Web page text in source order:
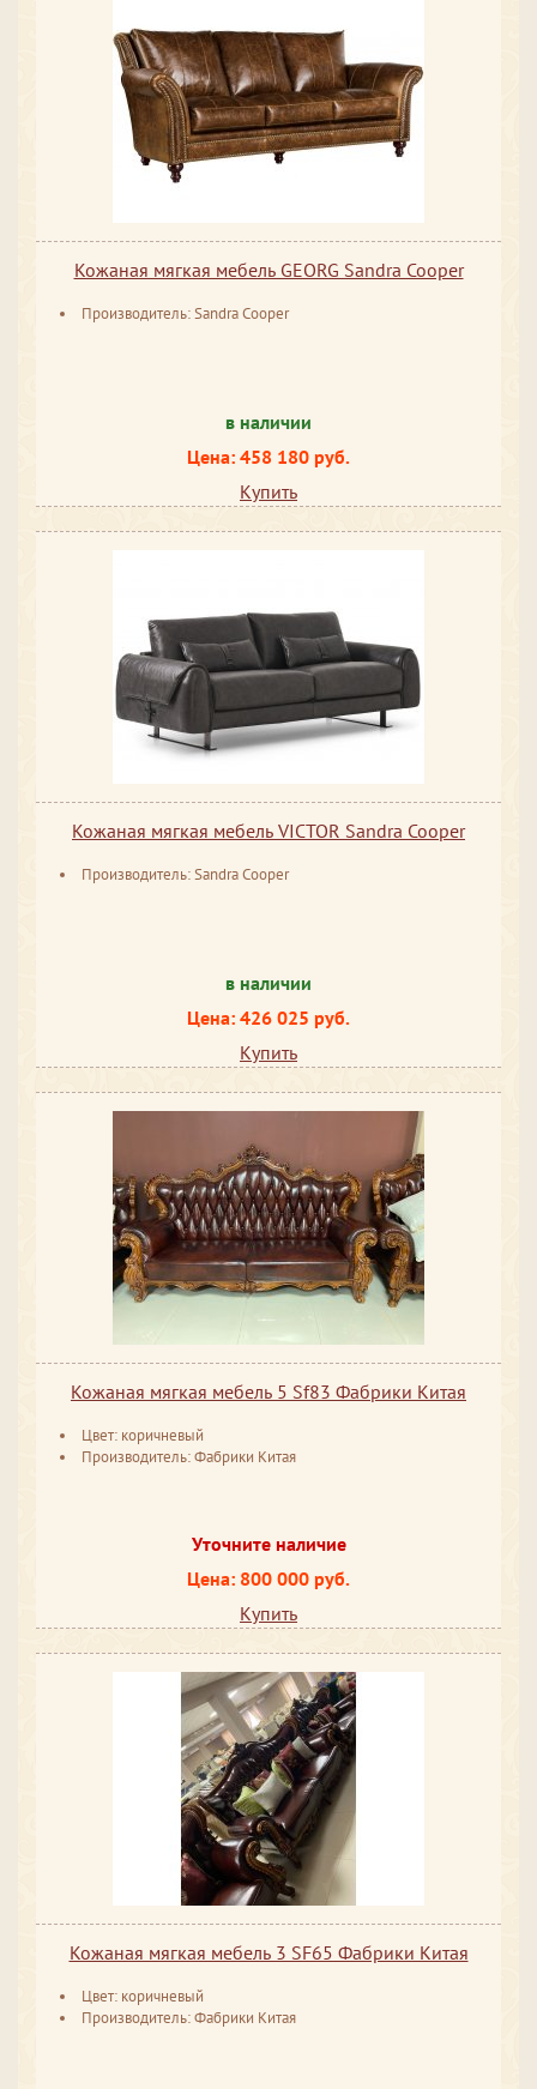
Кожаная мягкая мебель GEORG Sandra Cooper
Производитель: Sandra Cooper
в наличии
Цена: 458 180 руб.
Купить
Кожаная мягкая мебель VICTOR Sandra Cooper
Производитель: Sandra Cooper
в наличии
Цена: 426 025 руб.
Купить
Кожаная мягкая мебель 5 Sf83 Фабрики Китая
Цвет: коричневый
Производитель: Фабрики Китая
Уточните наличие
Цена: 800 000 руб.
Купить
Кожаная мягкая мебель 3 SF65 Фабрики Китая
Цвет: коричневый
Производитель: Фабрики Китая